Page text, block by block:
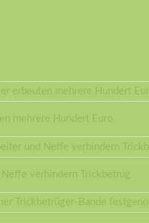
mehrere Hundert Euro
verhindern Trickbetrug